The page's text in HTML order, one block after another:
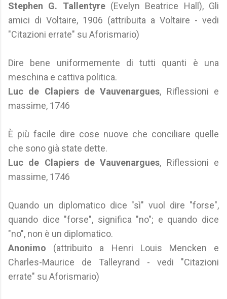
Stephen G. Tallentyre(Evelyn Beatrice Hall), Gli
amici di Voltaire, 1906 (attribuita a Voltaire - vedi
"Citazioni errate" su Aforismario)
Dire bene uniformemente di tutti quanti è una
meschina e cattiva politica.
Luc de Clapiers de Vauvenargues, Riflessioni e
massime, 1746
È più facile dire cose nuove che conciliare quelle
che sono già state dette.
Luc de Clapiers de Vauvenargues, Riflessioni e
massime, 1746
Quando un diplomatico dice "sì" vuol dire "forse",
quando dice "forse", significa "no"; e quando dice
"no", non è un diplomatico.
Anonimo (attribuito a Henri Louis Mencken e
Charles-Maurice de Talleyrand - vedi "Citazioni
errate" su Aforismario)